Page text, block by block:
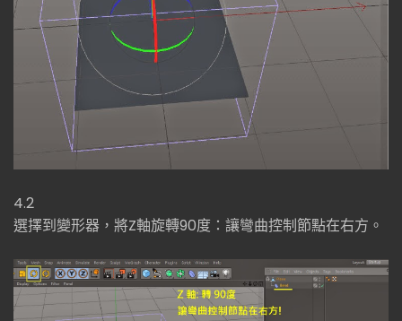
4.2
選擇到變形器，將Z軸旋轉90度：讓彎曲控制節點在右方。